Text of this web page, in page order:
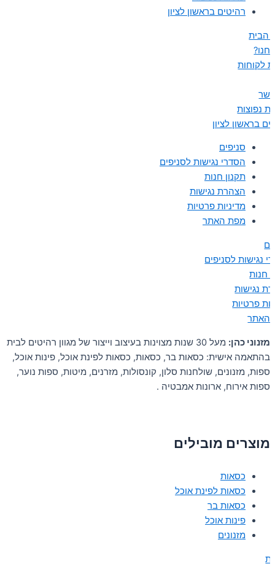
רהיטים בראשון לציון
הבית
לקוחות
נפוצות
בראשון לציון
סניפים
הסדרי נגישות לסניפים
תקנון חנות
הצהרת נגישות
מדיניות פרטיות
מפת האתר
נגישות לסניפים
חנות
נגישות
פרטיות
האתר
מזנוני כהן:
מעל 30 שנות מצוינות בעיצוב וייצור של מגוון רהיטים לבית
בהתאמה אישית: כסאות בר, כסאות, כסאות לפינת אוכל, פינות אוכל,
ספות, מזנונים, שולחנות סלון, קונסולות, מזרנים, מיטות, ספות נוער,
ספות אירוח, ארונות אמבטיה .
מוצרים מובילים
כסאות
כסאות לפינת אוכל
כסאות בר
פינות אוכל
מזנונים